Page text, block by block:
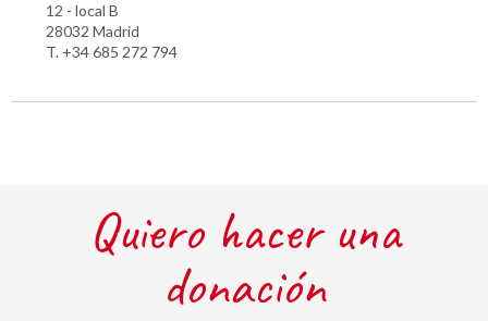
12 - local B
28032 Madrid
T. +34 685 272 794
Quiero hacer una
donación